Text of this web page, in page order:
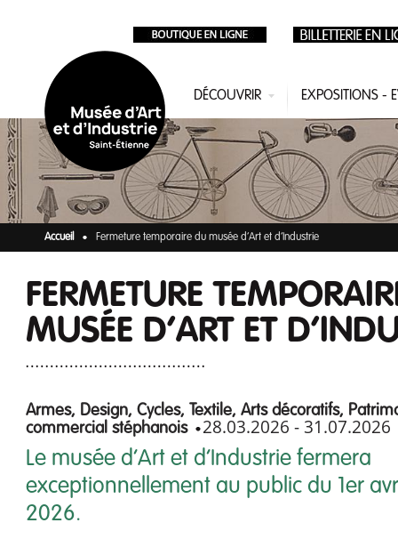
DÉCOUVRIR EXPOSITIONS -
Accueil Fermeture temporaire du musée d’Art et d’Industrie
FERMETURE
MUSÉE D’ART ET
Armes, Design, Cycles, Textile, Arts décoratifs,
commercial stéphanois
28.03.2026 -31.07.2026
Le musée d’Art et d’Industrie fermera
exceptionnellement au public du 1er
2026.